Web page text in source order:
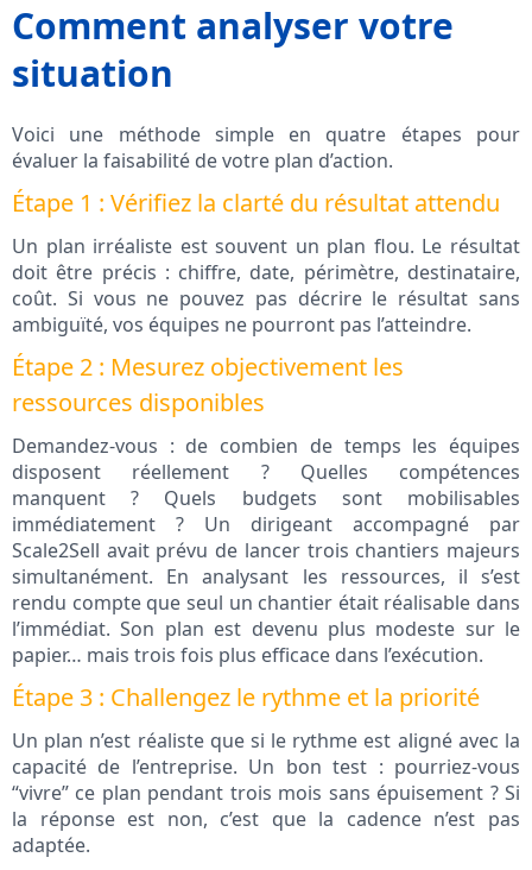
Comment analyser votre
situation
Voici une méthode simple en quatre étapes pour
évaluer la faisabilité de votre plan d’action.
Étape 1 : Vérifiez la clarté du résultat attendu
Un plan irréaliste est souvent un plan flou. Le résultat
doit être précis : chiffre, date, périmètre, destinataire,
coût. Si vous ne pouvez pas décrire le résultat sans
ambiguïté, vos équipes ne pourront pas l’atteindre.
Étape 2 : Mesurez objectivement les
ressources disponibles
Demandez-vous : de combien de temps les équipes
disposent réellement ? Quelles compétences
manquent ? Quels budgets sont mobilisables
immédiatement ? Un dirigeant accompagné par
Scale2Sell avait prévu de lancer trois chantiers majeurs
simultanément. En analysant les ressources, il s’est
rendu compte que seul un chantier était réalisable dans
l’immédiat. Son plan est devenu plus modeste sur le
papier… mais trois fois plus efficace dans l’exécution.
Étape 3 : Challengez le rythme et la priorité
Un plan n’est réaliste que si le rythme est aligné avec la
capacité de l’entreprise. Un bon test : pourriez-vous
“vivre” ce plan pendant trois mois sans épuisement ? Si
la réponse est non, c’est que la cadence n’est pas
adaptée.